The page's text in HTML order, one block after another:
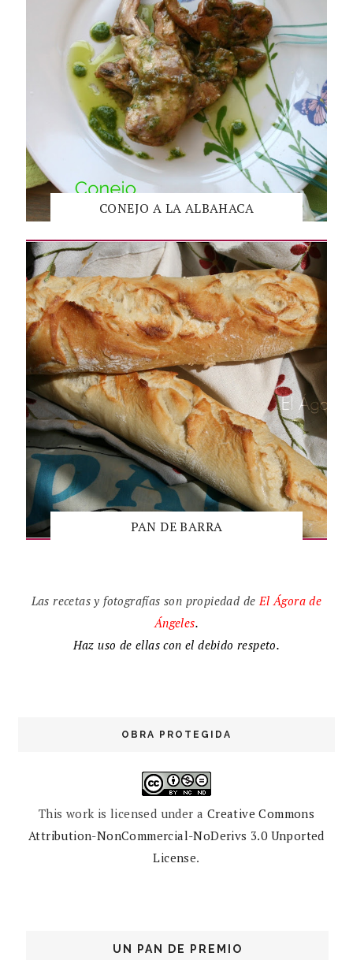
CONEJO A LA ALBAHACA
PAN DE BARRA
Las recetas y fotografías son propiedad deElÁgora de
Ángeles.
Haz uso de ellas con el debido respeto.
OBRA PROTEGIDA
This work is licensed under a Creative Commons
Attribution-NonCommercial-NoDerivs 3.0 Unported
License.
UN PAN DE PREMIO